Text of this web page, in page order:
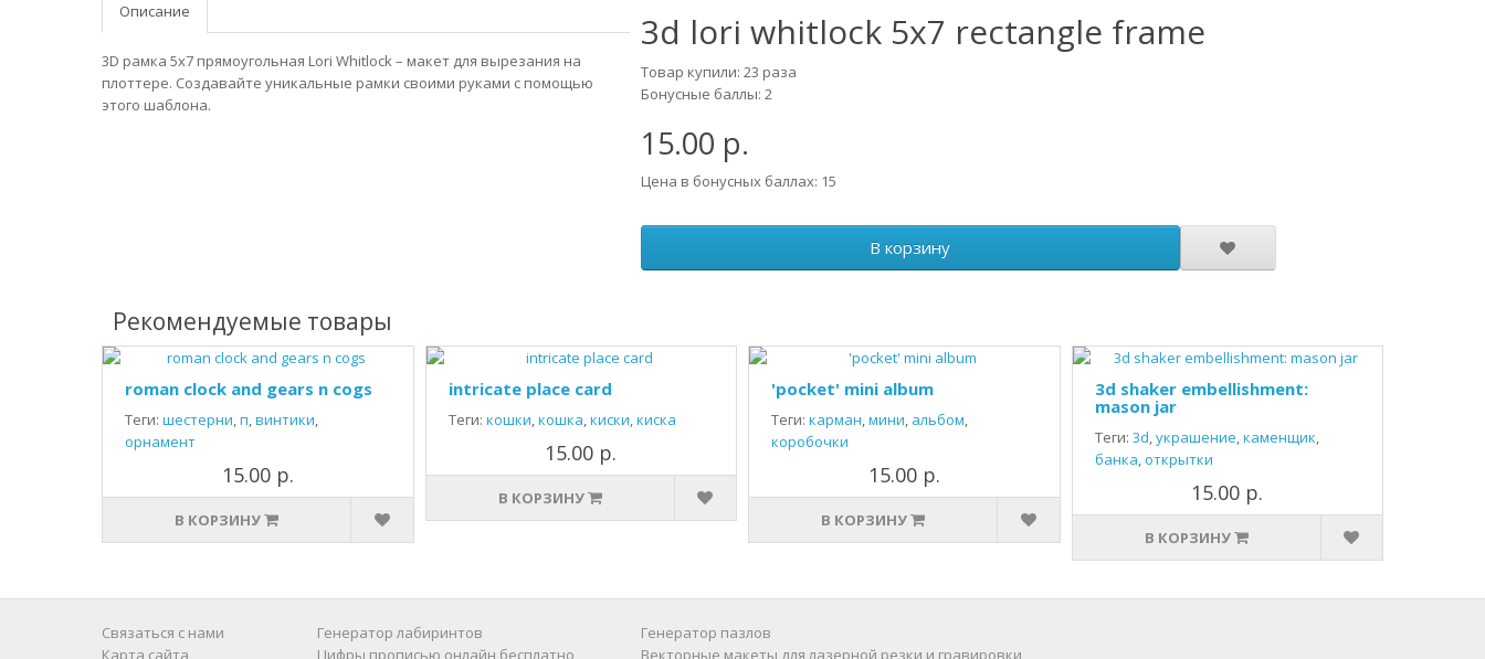
Описание
3D рамка 5x7 прямоугольная Lori Whitlock – макет для вырезания на
плоттере. Создавайте уникальные рамки своими руками с помощью
этого шаблона.
3d lori whitlock 5x7 rectangle frame
Товар купили: 23 раза
Бонусные баллы: 2
15.00 р.
Цена в бонусных баллах: 15
В корзину
Рекомендуемые товары
roman clock and gears n cogs
Теги: шестерни,п,винтики,
орнамент
15.00 р.
В КОРЗИНУ
intricate place card
Теги: кошки,кошка,киски,киска
15.00 р.
В КОРЗИНУ
'pocket' mini album
Теги: карман,мини, альбом,
коробочки
15.00 р.
В КОРЗИНУ
3d shaker embellishment:
mason jar
Теги: 3d,украшение,каменщик,
банка,открытки
15.00 р.
В КОРЗИНУ
Связаться с нами
Карта сайта
Генератор лабиринтов
Цифры прописью онлайн бесплатно
Генератор пазлов
Векторные макеты для лазерной резки и гравировки